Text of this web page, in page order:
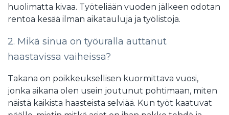
huolimatta kivaa. Työteliään vuoden jälkeen odotan
rentoa kesää ilman aikatauluja ja työlistoja.
2. Mikä sinua on työuralla auttanut
haastavissa vaiheissa?
Takana on poikkeuksellisen kuormittava vuosi,
jonka aikana olen usein joutunut pohtimaan, miten
näistä kaikista haasteista selviää. Kun työt kaatuvat